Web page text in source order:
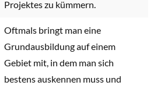
Projektes zu kümmern.
Oftmals bringt man eine
Grundausbildung auf einem
Gebiet mit, in dem man sich
bestens auskennen muss und